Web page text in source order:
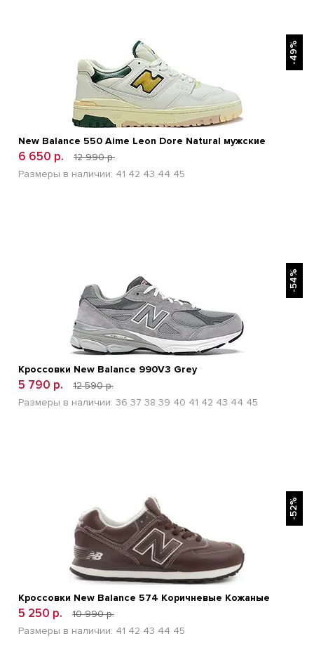
-49%
New Balance 550 Aime Leon Dore Natural мужские
6 650 р.
12 990 р.
Размеры в наличии: 41 42 43 44 45
-54%
Кроссовки New Balance 990V3 Grey
5 790 р.
12 590 р.
Размеры в наличии: 36 37 38 39 40 41 42 43 44 45
-52%
Кроссовки New Balance 574 Коричневые Кожаные
5 250 р.
10 990 р.
Размеры в наличии: 41 42 43 44 45